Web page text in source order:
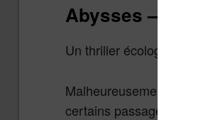
Abysses –
Un thriller écologique
Malheureusement,
certains passages.